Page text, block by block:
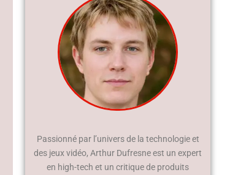
Passionné par l’univers de la technologie et
des jeux vidéo, Arthur Dufresne est un expert
en high-tech et un critique de produits